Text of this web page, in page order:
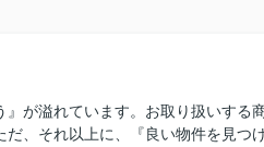
』が溢れています。お取り扱いする
だ、それ以上に、『良い物件を見つ